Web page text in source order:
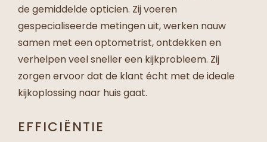
de gemiddelde opticien. Zij voeren
gespecialiseerde metingen uit, werken nauw
samen met eenoptometrist, ontdekken en
verhelpen veel sneller een kijkprobleem. Zij
zorgen ervoor dat de klant écht met de ideale
kijkoplossing naar huis gaat.
EFFICIËNTIE